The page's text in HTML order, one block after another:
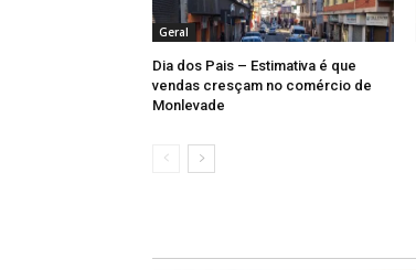
Geral
Dia dos Pais – Estimativa é que
vendas cresçam no comércio de
Monlevade